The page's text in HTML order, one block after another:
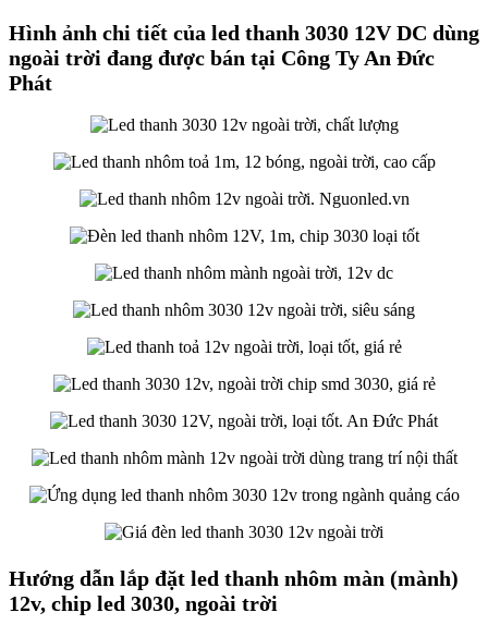
Hình ảnh chi tiết của led thanh 3030 12V DC dùng
ngoài trời đang được bán tại Công Ty An Đức
Phát
Hướng dẫn lắp đặt led thanh nhôm màn (mành)
12v, chip led 3030, ngoài trời